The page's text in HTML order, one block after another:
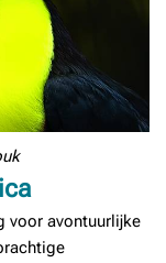
voor avontuurlijke